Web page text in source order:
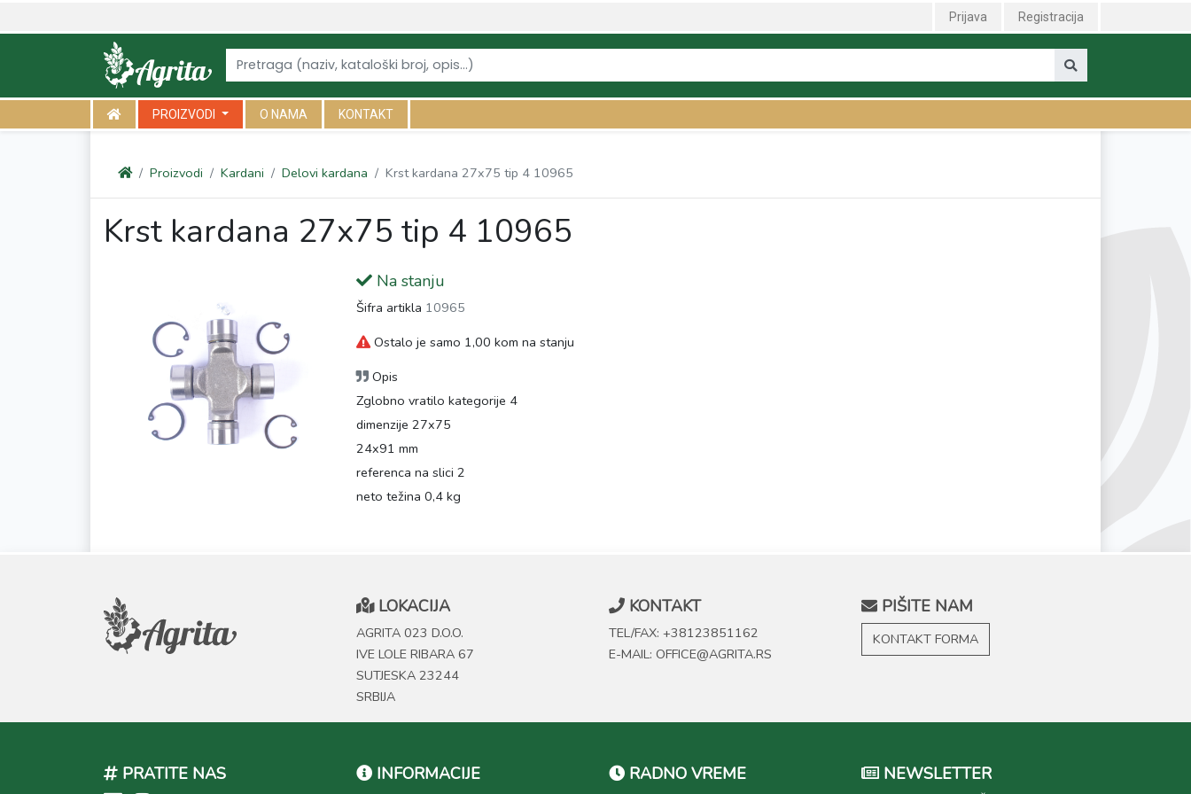
Prijava Registracija
PROIZVODI O NAMA KONTAKT
Proizvodi Kardani Delovi kardana Krst kardana 27x75 tip 4 10965
Krst kardana 27x75 tip 4 10965
Na stanju
Šifra artikla 10965
Ostalo je samo 1,00 kom na stanju
Opis
Zglobno vratilo kategorije 4
dimenzije 27x75
24x91 mm
referenca na slici 2
neto težina 0,4 kg
LOKACIJA
AGRITA 023 D.O.O.
IVE LOLE RIBARA 67
SUTJESKA 23244
SRBIJA
KONTAKT
TEL/FAX: +38123851162
E-MAIL: OFFICE@AGRITA.RS
PIŠITE NAM
KONTAKT FORMA
PRATITE NAS INFORMACIJE RADNO VREME NEWSLETTER